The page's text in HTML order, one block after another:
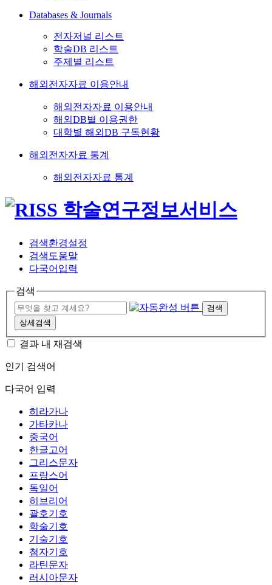
Databases & Journals
전자저널 리스트
학술DB 리스트
주제별 리스트
해외전자자료 이용안내
해외전자자료 이용안내
해외DB별 이용권한
대학별 해외DB 구독현황
해외전자자료 통계
해외전자자료 통계
검색환경설정
검색도움말
다국어입력
검색
검색
상세검색
결과 내 재검색
인기 검색어
다국어 입력
히라가나
가타카나
중국어
한글고어
그리스문자
프랑스어
독일어
히브리어
괄호기호
학술기호
기술기호
첨자기호
라틴문자
러시아문자